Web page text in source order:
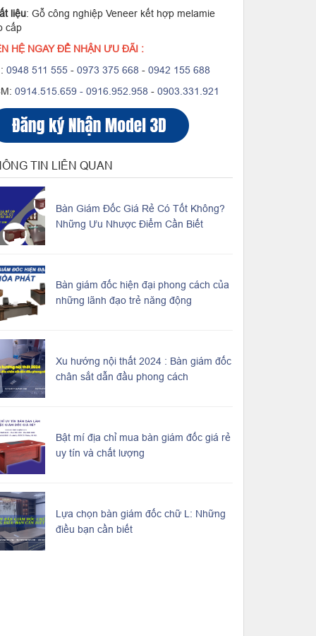
liệu: Gỗ công nghiệp Veneer kết hợp melamie
cấp
HỆ NGAY ĐỂ NHẬN ƯU ĐÃI :
0948 511 555- 0973 375 668 - 0942 155 688
0914.515.659 - 0916.952.958 - 0903.331.921
TIN LIÊN QUAN
Bàn Giám Đốc Giá Rẻ Có Tốt Không?
Những Ưu Nhược Điểm Cần Biết
Bàn giám đốc hiện đại phong cách của
những lãnh đạo trẻ năng động
Xu hướng nội thất 2024 : Bàn giám đốc
chân sắt dẫn đầu phong cách
Bật mí địa chỉ mua bàn giám đốc giá rẻ
uy tín và chất lượng
Lựa chọn bàn giám đốc chữ L: Những
điều bạn cần biết